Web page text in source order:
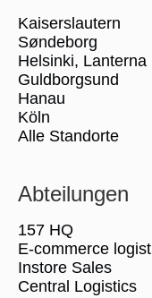
Kaiserslautern
Søndeborg
Helsinki, Lanterna
Guldborgsund
Hanau
Köln
Alle Standorte
Abteilungen
157 HQ
E-commerce
Instore Sales
Central Logistics